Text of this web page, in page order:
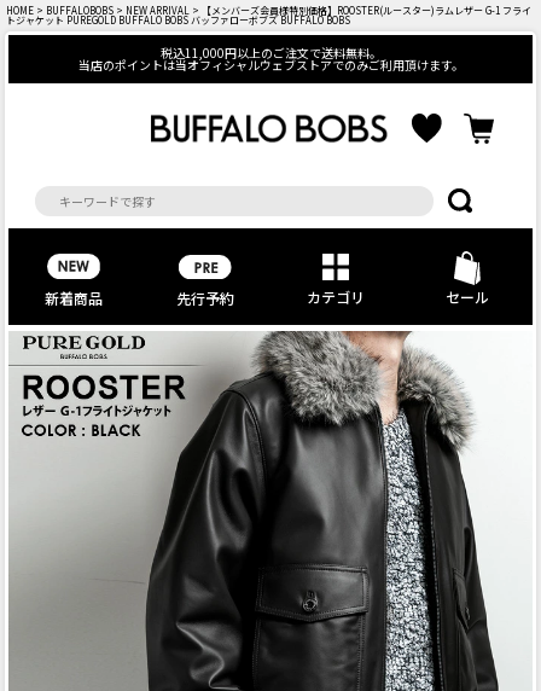
HOME > BUFFALOBOBS > NEW ARRIVAL > 【メンバーズ会員様特別価格】ROOSTER(ルースター)ラムレザー G-1 フライ
トジャケット PUREGOLD BUFFALO BOBS バッファローボブズ BUFFALO BOBS
税込11,000円以上のご注文で送料無料。
当店のポイントは当オフィシャルウェブストアでのみご利用頂けます。
新着商品 先行予約 カテゴリ セール